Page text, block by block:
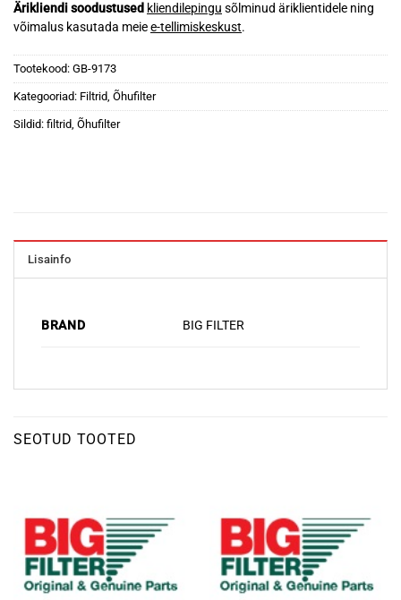
Ärikliendi soodustused kliendilepingu sõlminud äriklientidele ning
võimalus kasutada meiee-tellimiskeskust.
Tootekood: GB-9173
Kategooriad: Filtrid, Õhufilter
Sildid: filtrid, Õhufilter
Lisainfo
BRAND BIG FILTER
SEOTUD TOOTED